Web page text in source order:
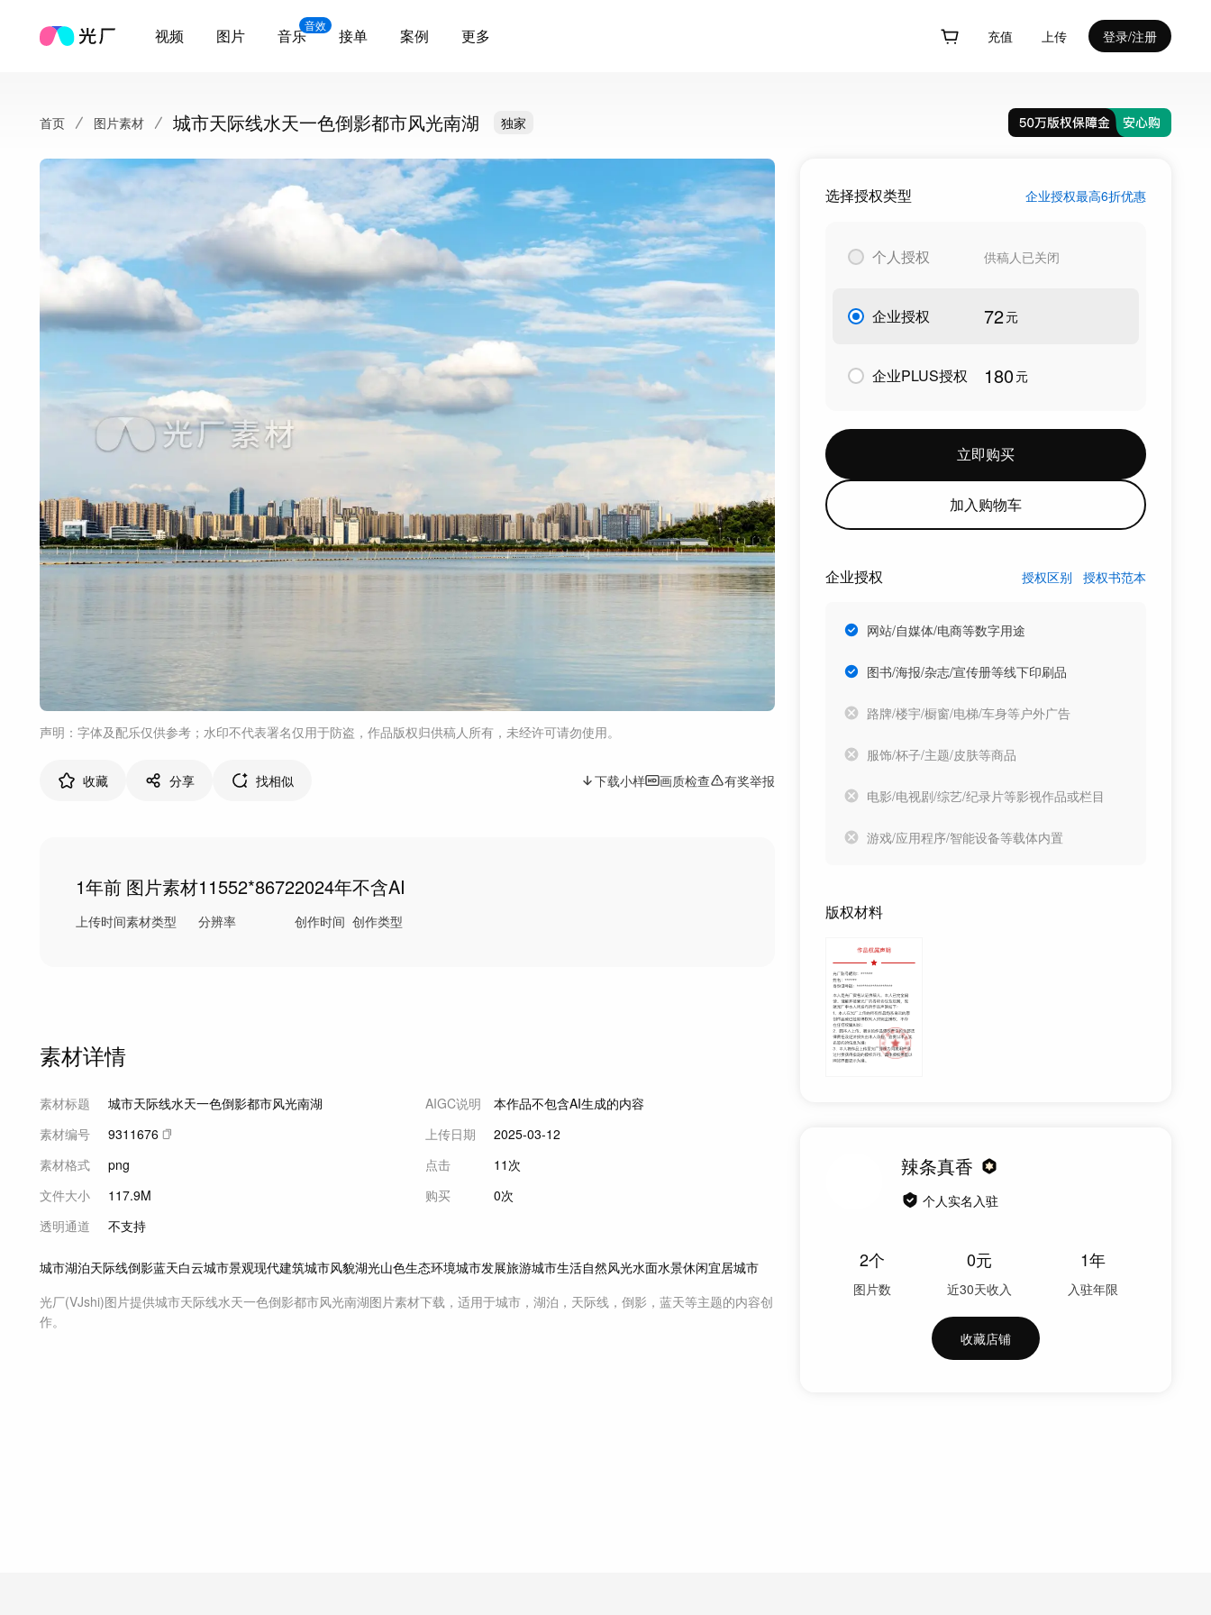
视频 图片
音效
音乐 接单 案例 更多 充值 上传 登录/注册
首页 图片素材 城市天际线水天一色倒影都市风光南湖 独家
声明：字体及配乐仅供参考；水印不代表署名仅用于防盗，作品版权归供稿人所有，未经许可请勿使用。
收藏 分享 找相似 下载小样 画质检查 有奖举报
1年前
上传时间
图片素材
素材类型
11552*8672
分辨率
2024年
创作时间
不含AI
创作类型
素材详情
素材标题
城市天际线水天一色倒影都市风光南湖
素材编号
9311676
素材格式
png
文件大小
117.9M
透明通道
不支持
AIGC说明
本作品不包含AI生成的内容
上传日期
2025-03-12
点击
11次
购买
0次
城市湖泊天际线倒影蓝天白云城市景观现代建筑城市风貌湖光山色生态环境城市发展旅游城市生活自然风光水面水景休闲宜居城市
光厂(VJshi)图片提供城市天际线水天一色倒影都市风光南湖图片素材下载，适用于城市，湖泊，天际线，倒影，蓝天等主题的内容创
作。
选择授权类型 企业授权最高6折优惠
个人授权 供稿人已关闭
企业授权 72元
企业PLUS授权 180元
立即购买
加入购物车
企业授权 授权区别 授权书范本
网站/自媒体/电商等数字用途
图书/海报/杂志/宣传册等线下印刷品
路牌/楼宇/橱窗/电梯/车身等户外广告
服饰/杯子/主题/皮肤等商品
电影/电视剧/综艺/纪录片等影视作品或栏目
游戏/应用程序/智能设备等载体内置
版权材料
辣条真香
个人实名入驻
2个
图片数
0元
近30天收入
1年
入驻年限
收藏店铺